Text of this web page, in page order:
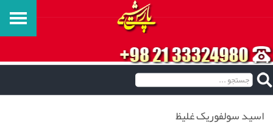
اسید سولفوریک غلیظ